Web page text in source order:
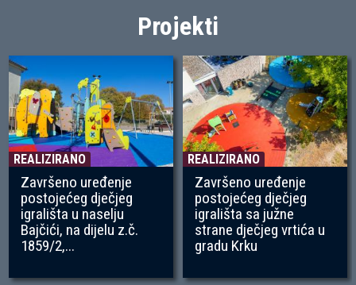
Projekti
REALIZIRANO
Završeno uređenje
postojećeg dječjeg
igrališta u naselju
Bajčići, na dijelu z.č.
1859/2,...
REALIZIRANO
Završeno uređenje
postojećeg dječjeg
igrališta sa južne
strane dječjeg vrtića u
gradu Krku